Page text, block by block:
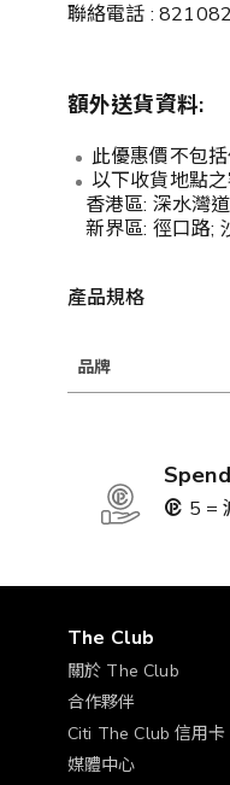
聯絡電話 :
額外送貨資料:
此優惠價不包
以下收貨地點
香港區: 深水灣
新界區: 徑口路;
產品規格
品牌
5 =
The Club
關於 The Club
合作夥伴
Citi The Club 信用卡
媒體中心